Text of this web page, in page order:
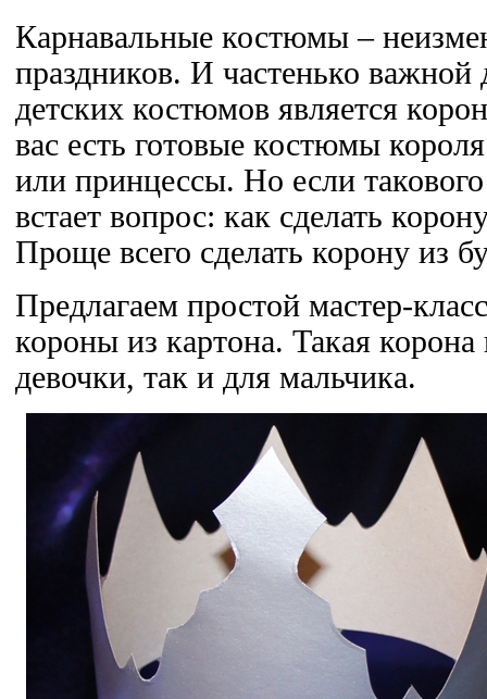
Карнавальные костюмы –
праздников. И частенько важной
детских костюмов является
вас есть готовые костюмы
или принцессы. Но если
встает вопрос: как сделать
Проще всего сделать корону из
Предлагаем простой мастер-
короны из картона. Такая корона
девочки, так и для мальчика.